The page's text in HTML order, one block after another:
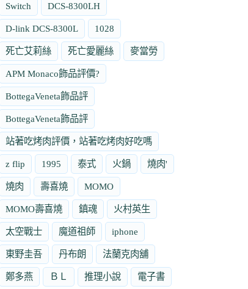
Switch DCS-8300LH
D-link DCS-8300L 1028
死亡艾莉絲 死亡愛麗絲 麥當勞
APM Monaco飾品評價?
BottegaVeneta飾品評
BottegaVeneta飾品評
站著吃烤肉評價，站著吃烤肉好吃嗎
z flip 1995 泰式 火鍋 燒肉'
燒肉 壽喜燒 MOMO
MOMO壽喜燒 鎮魂 火村英生
太空戰士 魔道祖師 iphone
東野圭吾 丹布朗 法蘭克肉舖
鄭多燕 ＢＬ 推理小說 電子書